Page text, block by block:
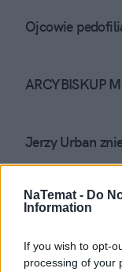
NaTemat - Do
Information
If you wish to opt-
processing of your
Ojcowie
ARCYBISKUP
Jerzy Urban
Do rzeczy